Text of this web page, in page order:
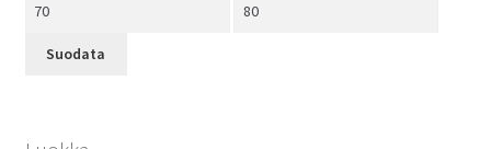
Suodata